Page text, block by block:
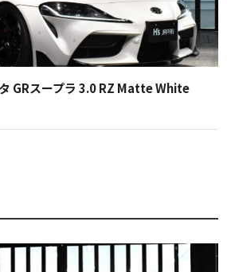
スープラ 3.0 RZ Matte White